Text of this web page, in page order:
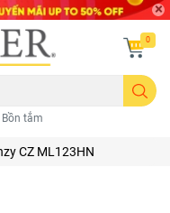
Bồn tắm
0
CZ ML123HN